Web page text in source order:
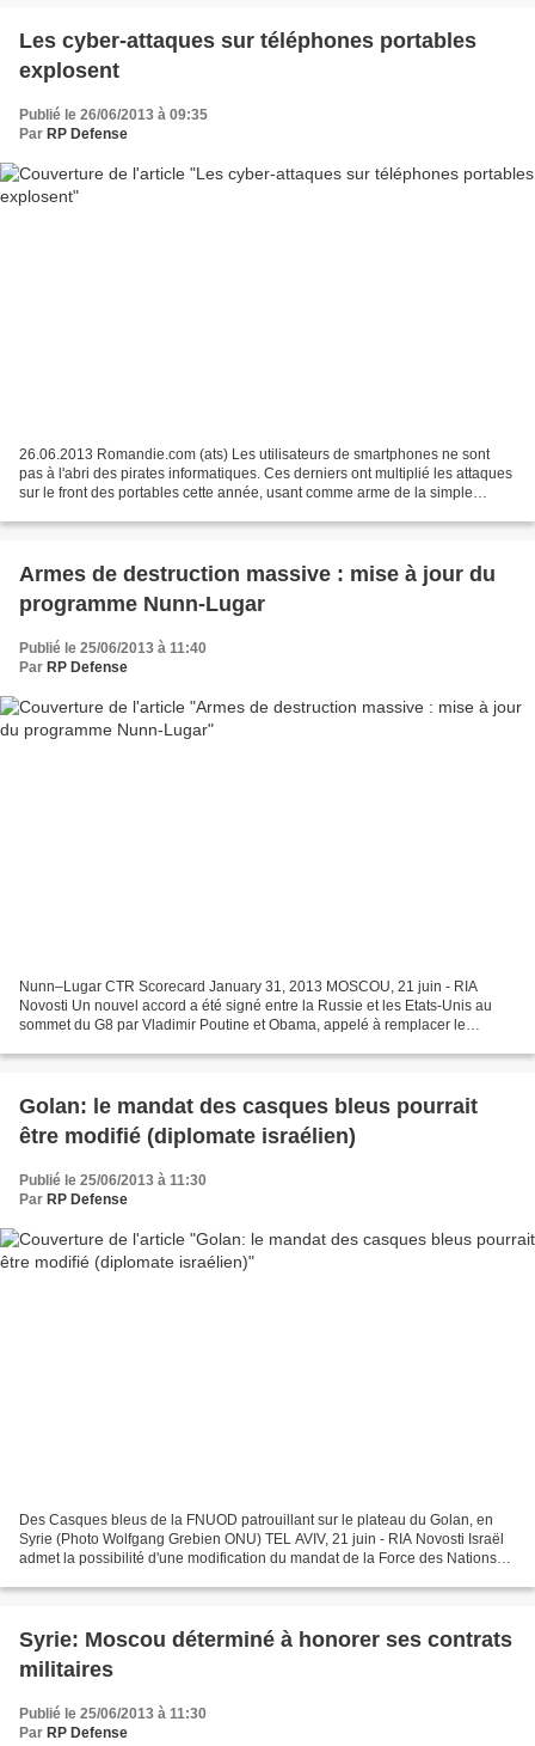
Les cyber-attaques sur téléphones portables
explosent
Publié le 26/06/2013 à 09:35
Par RP Defense
26.06.2013 Romandie.com (ats) Les utilisateurs de smartphones ne sont
pas à l'abri des pirates informatiques. Ces derniers ont multiplié les attaques
sur le front des portables cette année, usant comme arme de la simple
Armes de destruction massive : mise à jour du
programme Nunn-Lugar
Publié le 25/06/2013 à 11:40
Par RP Defense
Nunn–Lugar CTR Scorecard January 31, 2013 MOSCOU, 21 juin - RIA
Novosti Un nouvel accord a été signé entre la Russie et les Etats-Unis au
sommet du G8 par Vladimir Poutine et Obama, appelé à remplacer le
Golan: le mandat des casques bleus pourrait
être modifié (diplomate israélien)
Publié le 25/06/2013 à 11:30
Par RP Defense
Des Casques bleus de la FNUOD patrouillant sur le plateau du Golan, en
Syrie (Photo Wolfgang Grebien ONU) TEL AVIV, 21 juin - RIA Novosti Israël
admet la possibilité d'une modification du mandat de la Force des Nations
Syrie: Moscou déterminé à honorer ses contrats
militaires
Publié le 25/06/2013 à 11:30
Par RP Defense